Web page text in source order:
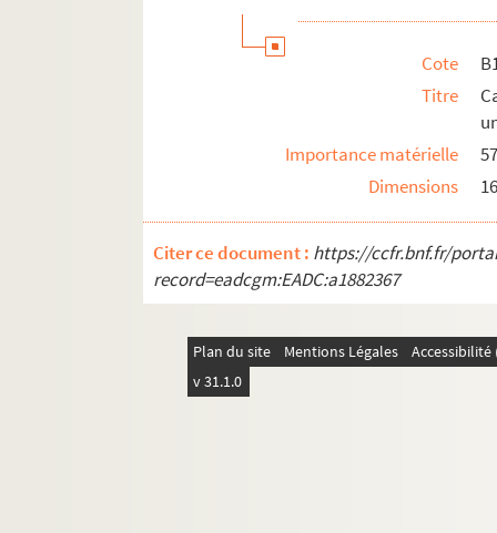
Cote
Titre
Importance matérielle
Dimensions
Citer ce document : https://ccfr.bnf.fr/
record=eadcgm:EADC:a1882367
Plan du site Mentions Légales
v 31.1.0